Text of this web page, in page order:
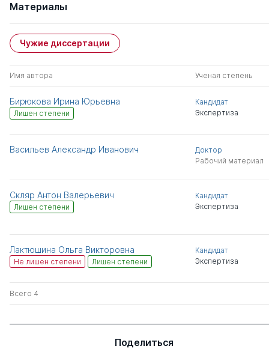
Материалы
Чужие диссертации
Имя автора Ученая степень
Бирюкова Ирина Юрьевна
Лишен степени
Кандидат
Экспертиза
Васильев Александр Иванович
Доктор
Рабочий материал
Скляр Антон Валерьевич
Лишен степени
Кандидат
Экспертиза
Лактюшина Ольга Викторовна
Не лишен степени Лишен степени
Кандидат
Экспертиза
Всего 4
Поделиться